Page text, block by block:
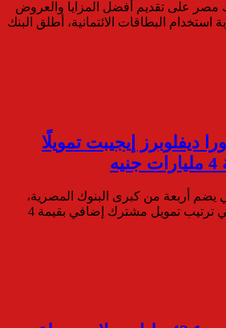
على تقديم أفضل المزايا والعروض
استخدام البطاقات الائتمانية، أطلق البنك
ديفلوبرز إيجيبت تمويلًا
أربعة من كبرى البنوك المصرية،
بقيادة بنك مصر، في ترتيب تمويل مشترك إضافي بقيمة 4